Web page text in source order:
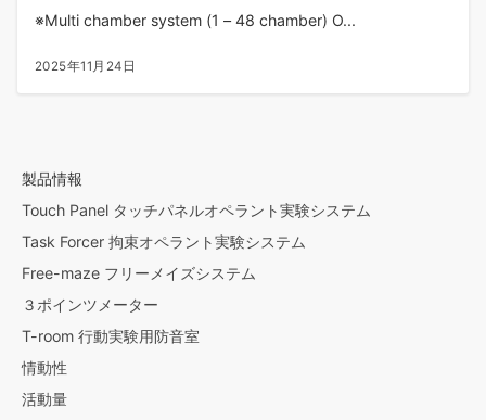
※Multi chamber system (1 – 48 chamber) O...
2025年11月24日
製品情報
Touch Panel タッチパネルオペラント実験システム
Task Forcer 拘束オペラント実験システム
Free-maze フリーメイズシステム
３ポインツメーター
T-room 行動実験用防音室
情動性
活動量